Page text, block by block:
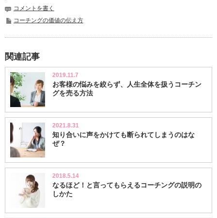
コメントを書く
コーチングの価値の伝え方
関連記事
2019.11.7
お客様の悩みを絞らず、人生全体を扱うコーチン
グを売る方法
2021.8.31
知り合いに声をかけても断られてしまうのはな
ぜ？
2018.5.14
なるほど！と言ってもらえるコーチングの説明の
しかた